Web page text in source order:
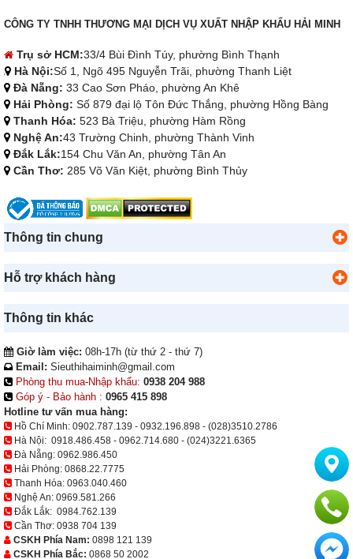
CÔNG TY TNHH THƯƠNG MẠI DỊCH VỤ XUẤT NHẬP KHẨU HẢI MINH
Trụ sở HCM:33/4 Bùi Đình Túy, phường Bình Thạnh
Hà Nội:Số 1, Ngõ 495 Nguyễn Trãi, phường Thanh Liệt
Đà Nẵng: 33 Cao Sơn Pháo, phường An Khê
Hải Phòng: Số 879 đại lộ Tôn Đức Thắng, phường Hồng Bàng
Thanh Hóa: 523 Bà Triệu, phường Hàm Rồng
Nghệ An:43 Trường Chinh, phường Thành Vinh
Đắk Lắk:154 Chu Văn An, phường Tân An
Cần Thơ: 285 Võ Văn Kiệt, phường Bình Thủy
Thông tin chung
Hỗ trợ khách hàng
Thông tin khác
Giờ làm việc: 08h-17h (từ thứ 2 - thứ 7)
Email: Sieuthihaiminh@gmail.com
Phòng thu mua-Nhập khẩu: 0938 204 988
Góp ý - Bảo hành : 0965 415 898
Hotline tư vấn mua hàng:
Hồ Chí Minh: 0902.787.139 - 0932.196.898 - (028)3510.2786
Hà Nội: 0918.486.458 - 0962.714.680 - (024)3221.6365
Đà Nẵng: 0962.986.450
Hải Phòng: 0868.22.7775
Thanh Hóa: 0963.040.460
Nghệ An: 0969.581.266
Đắk Lắk: 0984.762.139
Cần Thơ: 0938 704 139
CSKH Phía Nam: 0898 121 139
CSKH Phía Bắc: 0868 50 2002